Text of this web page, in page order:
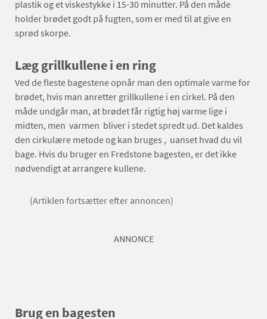
plastik og et viskestykke i 15-30 minutter. På den måde
holder brødet godt på fugten, som er med til at give en
sprød skorpe.
Læg grillkullene i en ring
Ved de fleste bagestene opnår man den optimale varme for
brødet, hvis man anretter grillkullene i en cirkel. På den
måde undgår man, at brødet får rigtig høj varme lige i
midten, men varmen bliver i stedet spredt ud. Det kaldes
den cirkulære metode og kan bruges , uanset hvad du vil
bage. Hvis du bruger en Fredstone bagesten, er det ikke
nødvendigt at arrangere kullene.
(Artiklen fortsætter efter annoncen)
ANNONCE
Brug en bagesten